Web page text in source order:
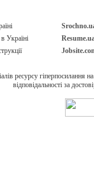
Україні
ресурсу гіперпосилання
відповідальності за